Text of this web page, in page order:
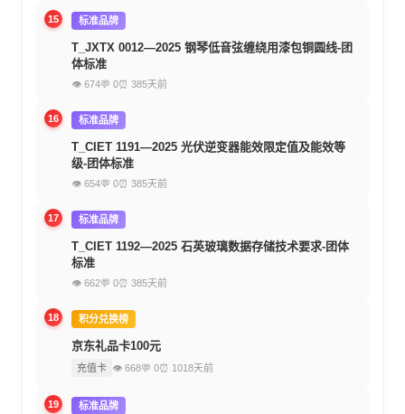
15 标准品牌
T_JXTX 0012—2025 钢琴低音弦缠绕用漆包铜圆线-团
体标准
👁 674💬 0⏰ 385天前
16 标准品牌
T_CIET 1191—2025 光伏逆变器能效限定值及能效等
级-团体标准
👁 654💬 0⏰ 385天前
17 标准品牌
T_CIET 1192—2025 石英玻璃数据存储技术要求-团体
标准
👁 662💬 0⏰ 385天前
18 积分兑换榜
京东礼品卡100元
充值卡 👁 668💬 0⏰ 1018天前
19 标准品牌